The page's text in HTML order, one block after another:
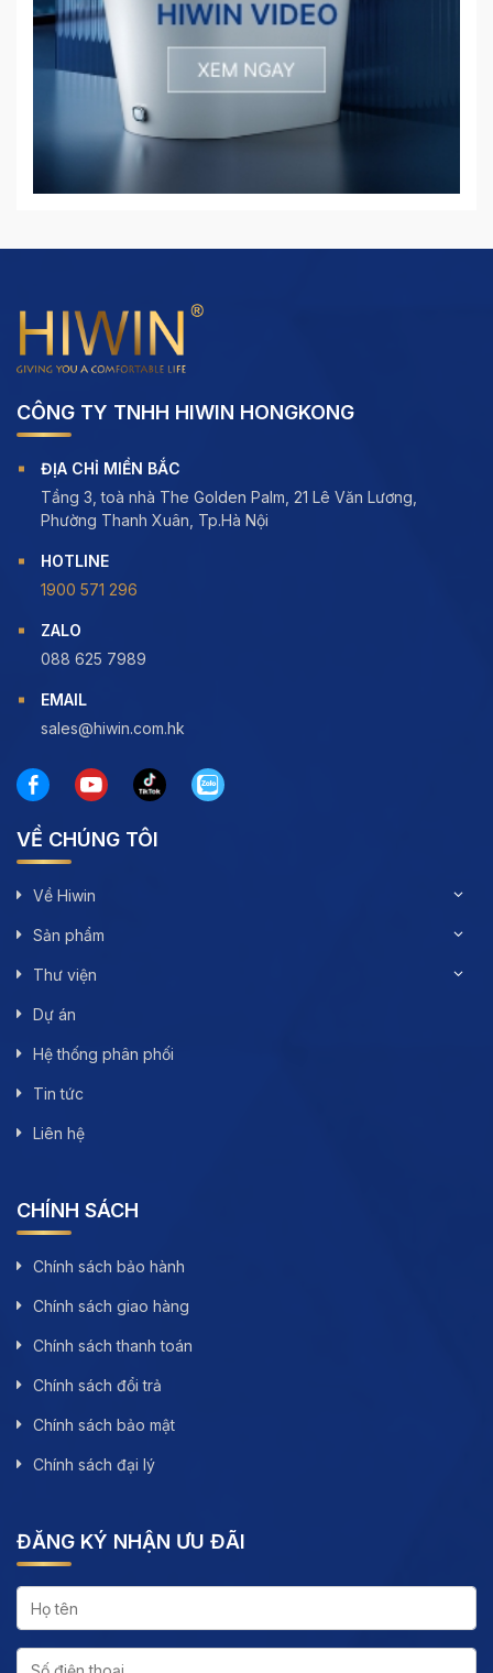
CÔNG TY TNHH HIWIN HONGKONG
ĐỊA CHỈ MIỀN BẮC
Tầng 3, toà nhà The Golden Palm, 21 Lê Văn Lương,
Phường Thanh Xuân, Tp.Hà Nội
HOTLINE
1900 571 296
ZALO
088 625 7989
EMAIL
sales@hiwin.com.hk
VỀ CHÚNG TÔI
Về Hiwin
Sản phẩm
Thư viện
Dự án
Hệ thống phân phối
Tin tức
Liên hệ
CHÍNH SÁCH
Chính sách bảo hành
Chính sách giao hàng
Chính sách thanh toán
Chính sách đổi trả
Chính sách bảo mật
Chính sách đại lý
ĐĂNG KÝ NHẬN ƯU ĐÃI